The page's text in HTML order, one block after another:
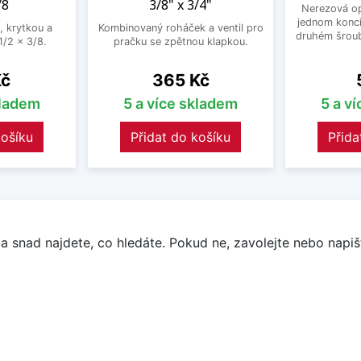
krytkou a
2 x 3/8.
3/8" x 3/4"
Kombinovaný roháček a ventil pro
pračku se zpětnou klapkou.
Cena
365 Kč
5 a více skladem
Přidat do košíku
Nerezová
jednom
druhém
5 a
snad najdete, co hledáte. Pokud ne, zavolejte nebo